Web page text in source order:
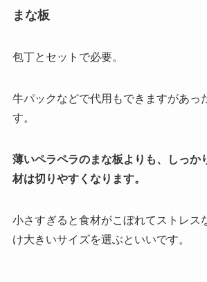
まな板
包丁とセットで必要。
牛パックなどで代用もできますがあっ
す。
薄いペラペラのまな板よりも、しっか
材は切りやすくなります。
小さすぎると食材がこぼれてストレス
け大きいサイズを選ぶといいです。